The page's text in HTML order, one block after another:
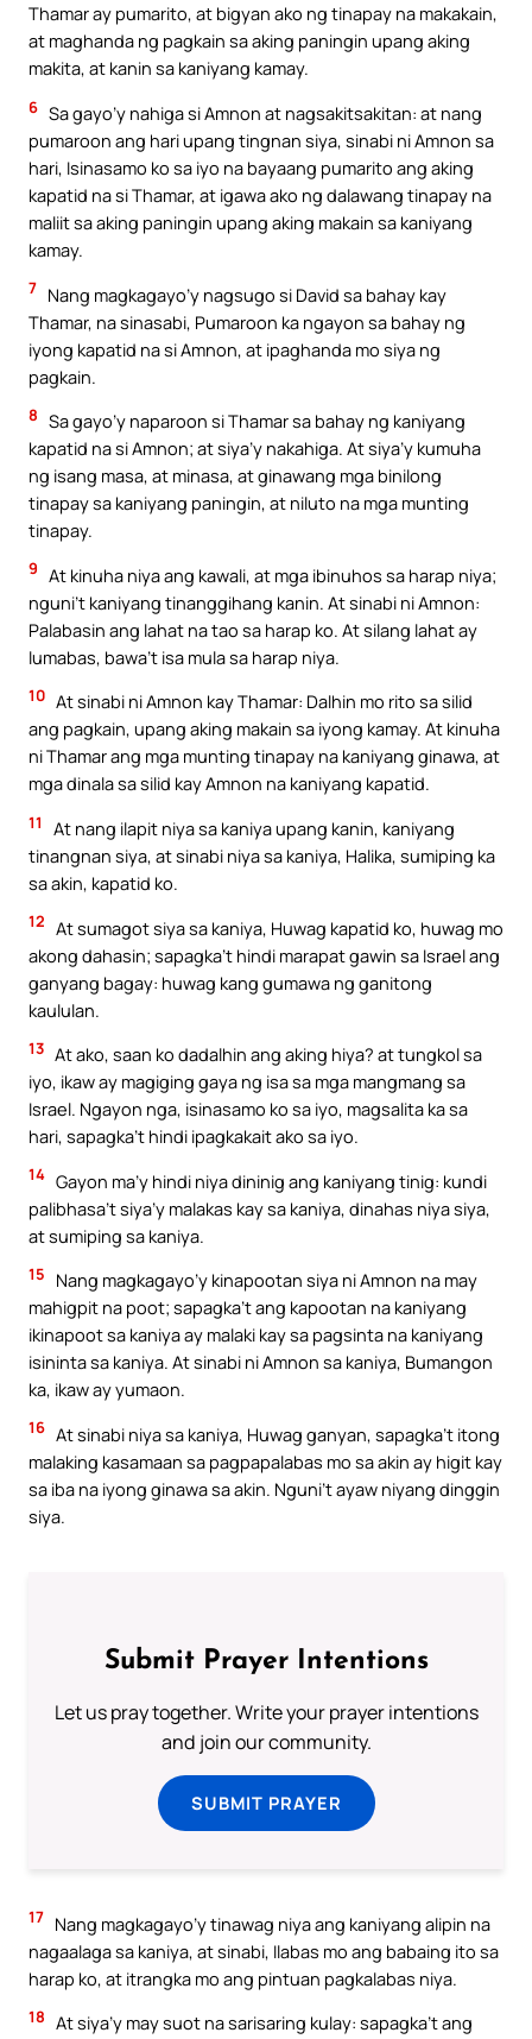
Thamar ay pumarito, at bigyan ako ng tinapay na makakain,
at maghanda ng pagkain sa aking paningin upang aking
makita, at kanin sa kaniyang kamay.
6 Sa gayo’y nahiga si Amnon at nagsakitsakitan: at nang
pumaroon ang hari upang tingnan siya, sinabi ni Amnon sa
hari, Isinasamo ko sa iyo na bayaang pumarito ang aking
kapatid na si Thamar, at igawa ako ng dalawang tinapay na
maliit sa aking paningin upang aking makain sa kaniyang
kamay.
7 Nang magkagayo’y nagsugo si David sa bahay kay
Thamar, na sinasabi, Pumaroon ka ngayon sa bahay ng
iyong kapatid na si Amnon, at ipaghanda mo siya ng
pagkain.
8 Sa gayo’y naparoon si Thamar sa bahay ng kaniyang
kapatid na si Amnon; at siya’y nakahiga. At siya’y kumuha
ng isang masa, at minasa, at ginawang mga binilong
tinapay sa kaniyang paningin, at niluto na mga munting
tinapay.
9 At kinuha niya ang kawali, at mga ibinuhos sa harap niya;
nguni’t kaniyang tinanggihang kanin. At sinabi ni Amnon:
Palabasin ang lahat na tao sa harap ko. At silang lahat ay
lumabas, bawa’t isa mula sa harap niya.
10 At sinabi ni Amnon kay Thamar: Dalhin mo rito sa silid
ang pagkain, upang aking makain sa iyong kamay. At kinuha
ni Thamar ang mga munting tinapay na kaniyang ginawa, at
mga dinala sa silid kay Amnon na kaniyang kapatid.
11
At nang ilapit niya sa kaniya upang kanin, kaniyang
tinangnan siya, at sinabi niya sa kaniya, Halika, sumiping ka
sa akin, kapatid ko.
12 At sumagot siya sa kaniya, Huwag kapatid ko, huwag mo
akong dahasin; sapagka’t hindi marapat gawin sa Israel ang
ganyang bagay: huwag kang gumawa ng ganitong
kaululan.
13 At ako, saan ko dadalhin ang aking hiya? at tungkol sa
iyo, ikaw ay magiging gaya ng isa sa mga mangmang sa
Israel. Ngayon nga, isinasamo ko sa iyo, magsalita ka sa
hari, sapagka’t hindi ipagkakait ako sa iyo.
14 Gayon ma’y hindi niya dininig ang kaniyang tinig: kundi
palibhasa’t siya’y malakas kay sa kaniya, dinahas niya siya,
at sumiping sa kaniya.
15
Nang magkagayo’y kinapootan siya ni Amnon na may
mahigpit na poot; sapagka’t ang kapootan na kaniyang
ikinapoot sa kaniya ay malaki kay sa pagsinta na kaniyang
isininta sa kaniya. At sinabi ni Amnon sa kaniya, Bumangon
ka, ikaw ay yumaon.
16 At sinabi niya sa kaniya, Huwag ganyan, sapagka’t itong
malaking kasamaan sa pagpapalabas mo sa akin ay higit kay
sa iba na iyong ginawa sa akin. Nguni’t ayaw niyang dinggin
siya.
Submit Prayer Intentions
Let us pray together. Write your prayer intentions
and join our community.
SUBMIT PRAYER
17 Nang magkagayo’y tinawag niya ang kaniyang alipin na
nagaalaga sa kaniya, at sinabi, Ilabas mo ang babaing ito sa
harap ko, at itrangka mo ang pintuan pagkalabas niya.
18 At siya’y may suot na sarisaring kulay: sapagka’t ang